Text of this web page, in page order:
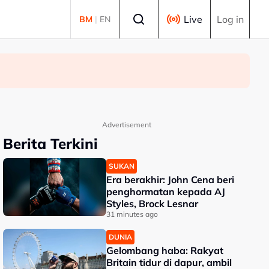
BM | EN Live Log in
Advertisement
Berita Terkini
SUKAN
Era berakhir: John Cena beri
penghormatan kepada AJ
Styles, Brock Lesnar
31 minutes ago
DUNIA
Gelombang haba: Rakyat
Britain tidur di dapur, ambil